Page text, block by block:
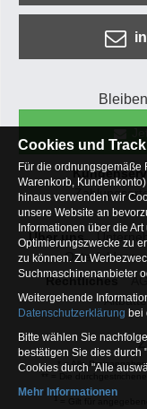
Über uns
Osterfeldsee
Rechtliches
* = Alle
Cookies und
Für die ordnungsgemäße
Warenkorb,
hinaus verwenden wir
unsere Website an
Informationen über die
Optimierungszwecke zu
zu können. Zu
Suchmaschinenanbieter
Weitergehende
Datenschutzerklärung bei
Bitte wählen Sie
bestätigen Sie dies durch
Cookies durch "Alle
Mehr Informationen